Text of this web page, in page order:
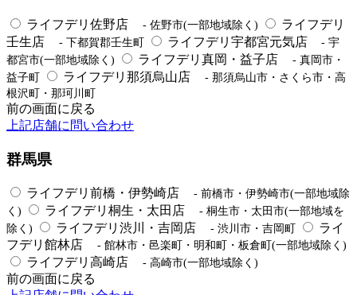
ライフデリ佐野店 - 佐野市(一部地域除く)
ライフデリ
壬生店
- 下都賀郡壬生町 ライフデリ宇都宮元気店
- 宇
都宮市(一部地域除く)
ライフデリ真岡・益子店
- 真岡市・
益子町
ライフデリ那須烏山店
- 那須烏山市・さくら市・高
根沢町・那珂川町
前の画面に戻る
上記店舗に問い合わせ
群馬県
ライフデリ前橋・伊勢崎店
- 前橋市・伊勢崎市(一部地域除
く)
ライフデリ桐生・太田店
- 桐生市・太田市(一部地域を
除く)
ライフデリ渋川・吉岡店 - 渋川市・吉岡町
ライ
フデリ館林店
- 館林市・邑楽町・明和町・板倉町(一部地域除く)
ライフデリ高崎店 - 高崎市(一部地域除く)
前の画面に戻る